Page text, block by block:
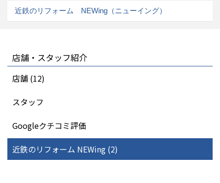
近鉄のリフォーム NEWing（ニューイング）
店舗・スタッフ紹介
店舗 (12)
スタッフ
Googleクチコミ評価
近鉄のリフォーム NEWing (2)